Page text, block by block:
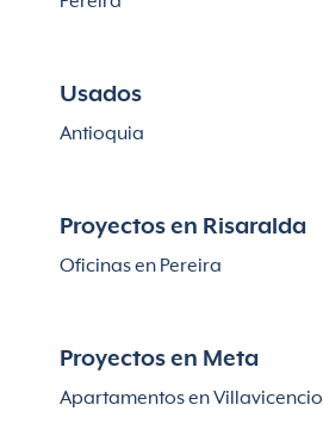
Usados
Antioquia
Proyectos en Risaralda
Oficinas en Pereira
Proyectos en Meta
Apartamentos en Villavicencio